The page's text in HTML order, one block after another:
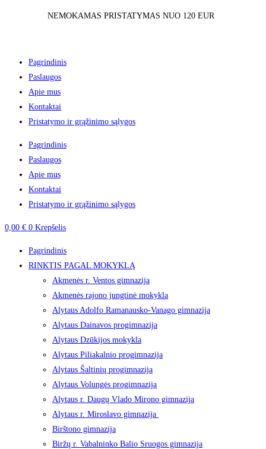
NEMOKAMAS PRISTATYMAS NUO 120 EUR
Pagrindinis
Paslaugos
Apie mus
Kontaktai
Pristatymo ir grąžinimo sąlygos
Pagrindinis
Paslaugos
Apie mus
Kontaktai
Pristatymo ir grąžinimo sąlygos
0,00 € 0 Krepšelis
Pagrindinis
RINKTIS PAGAL MOKYKLĄ
Akmenės r. Ventos gimnazija
Akmenės rajono jungtinė mokykla
Alytaus Adolfo Ramanausko-Vanago gimnazija
Alytaus Dainavos progimnazija
Alytaus Dzūkijos mokykla
Alytaus Piliakalnio progimnazija
Alytaus Šaltinių progimnazija
Alytaus Volungės progimnazija
Alytaus r. Daugų Vlado Mirono gimnazija
Alytaus r. Miroslavo gimnazija
Birštono gimnazija
Biržų r. Vabalninko Balio Sruogos gimnazija